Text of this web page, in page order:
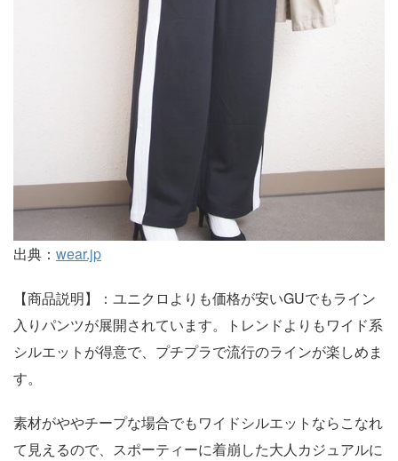
出典： wear.jp
【商品説明】：ユニクロよりも価格が安いGUでもライン
入りパンツが展開されています。トレンドよりもワイド系
シルエットが得意で、プチプラで流行のラインが楽しめま
す。
素材がややチープな場合でもワイドシルエットならこなれ
て見えるので、スポーティーに着崩した大人カジュアルに